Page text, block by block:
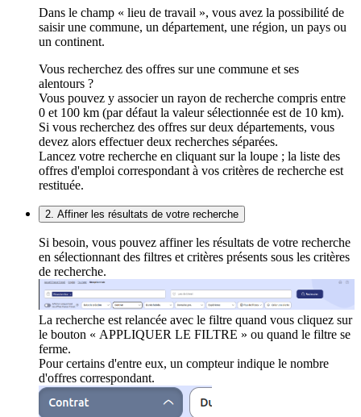
Dans le champ « lieu de travail », vous avez la possibilité de
saisir une commune, un département, une région, un pays ou
un continent.
Vous recherchez des offres sur une commune et ses
alentours ?
Vous pouvez y associer un rayon de recherche compris entre
0 et 100 km (par défaut la valeur sélectionnée est de 10 km).
Si vous recherchez des offres sur deux départements, vous
devez alors effectuer deux recherches séparées.
Lancez votre recherche en cliquant sur la loupe ; la liste des
offres d'emploi correspondant à vos critères de recherche est
restituée.
2. Affiner les résultats de votre recherche
Si besoin, vous pouvez affiner les résultats de votre recherche
en sélectionnant des filtres et critères présents sous les critères
de recherche.
La recherche est relancée avec le filtre quand vous cliquez sur
le bouton « APPLIQUER LE FILTRE » ou quand le filtre se
ferme.
Pour certains d'entre eux, un compteur indique le nombre
d'offres correspondant.